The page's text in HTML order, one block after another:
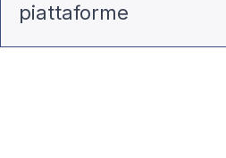
piattaforme